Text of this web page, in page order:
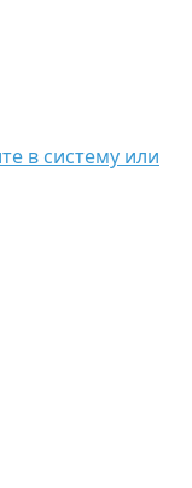
в систему или